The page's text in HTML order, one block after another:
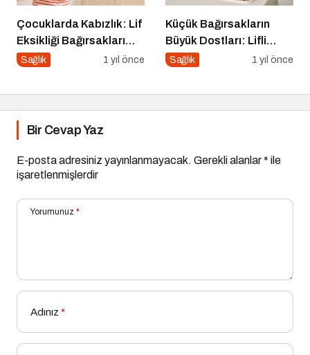
Çocuklarda Kabızlık: Lif
Eksikliği Bağırsakları
Nasıl Yavaşlatır?
Sağlık 1 yıl önce
Küçük Bağırsakların
Büyük Dostları: Lifli
Gıdalar ve Probiyotikler
Sağlık 1 yıl önce
Bir Cevap Yaz
E-posta adresiniz yayınlanmayacak. Gerekli alanlar* ile
işaretlenmişlerdir
Yorumunuz *
Adınız *